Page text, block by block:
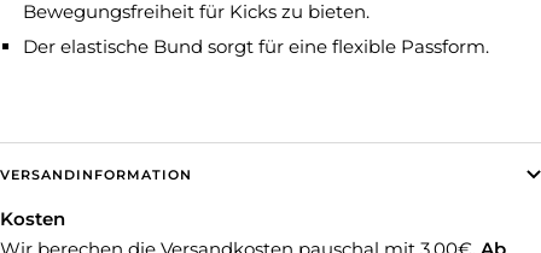
Bewegungsfreiheit für Kicks zu bieten.
Der elastische Bund sorgt für eine flexible Passform.
VERSANDINFORMATION
Kosten